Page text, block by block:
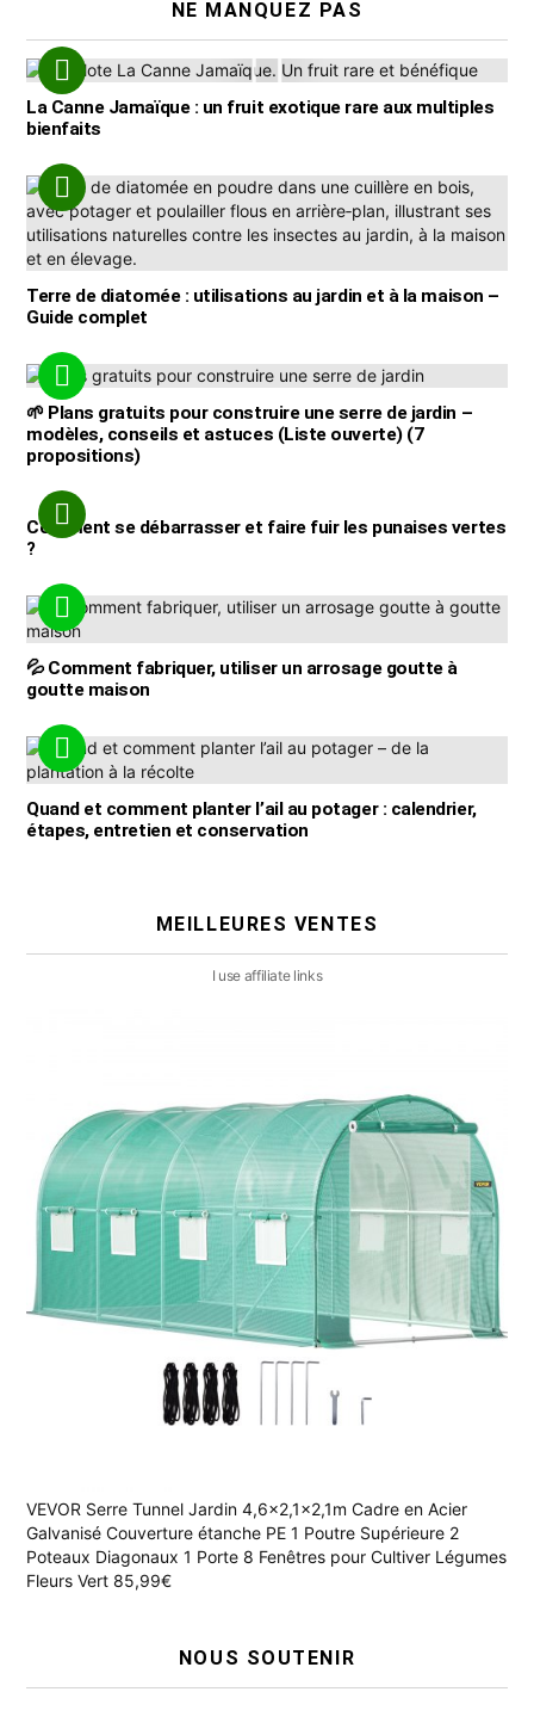
NE MANQUEZ PAS
La Canne Jamaïque : un fruit exotique rare aux multiples
bienfaits
Terre de diatomée : utilisations au jardin et à la maison –
Guide complet
🌱 Plans gratuits pour construire une serre de jardin –
modèles, conseils et astuces (Liste ouverte) (7
propositions)
Comment se débarrasser et faire fuir les punaises vertes
?
💦 Comment fabriquer, utiliser un arrosage goutte à
goutte maison
Quand et comment planter l’ail au potager : calendrier,
étapes, entretien et conservation
MEILLEURES VENTES
I use affiliate links
VEVOR Serre Tunnel Jardin 4,6x2,1x2,1m Cadre en Acier
Galvanisé Couverture étanche PE 1 Poutre Supérieure 2
Poteaux Diagonaux 1 Porte 8 Fenêtres pour Cultiver Légumes
Fleurs Vert 85,99€
NOUS SOUTENIR